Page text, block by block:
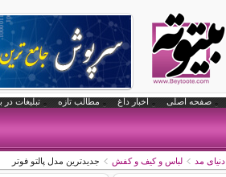
صفحه اصلی اخبار داغ مطالب تازه تبلیغات در
دنیای مد لباس و کیف و کفش جدیدترین مدل پالتو فوتر